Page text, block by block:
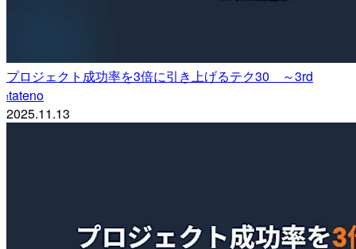
プロジェクト成功率を3倍に引き上げるテク30 ～3rd
ttateno
2025.11.13